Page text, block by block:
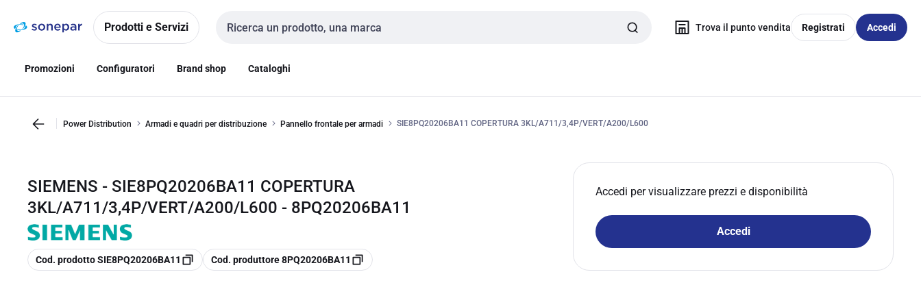
navigazionealla
Prodotti e Servizi
Cerca input
Trova il punto vendita Registrati Accedi
Promozioni Configuratori Brand shop Cataloghi
Power Distribution Armadi e quadri per distribuzione Pannello frontale per armadi SIE8PQ20206BA11 COPERTURA 3KL/A711/3,4P/VERT/A200/L600
SIEMENS - SIE8PQ20206BA11 COPERTURA
3KL/A711/3,4P/VERT/A200/L600 - 8PQ20206BA11
copia
Cod. prodotto SIE8PQ20206BA11 copia
Cod. produttore 8PQ20206BA11
Accedi per visualizzare prezzi e disponibilità
Accedi